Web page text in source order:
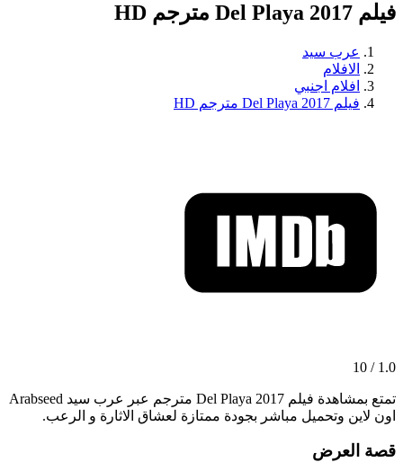
فيلم Del Playa 2017 مترجم HD
عرب سيد
الافلام
افلام اجنبي
فيلم Del Playa 2017 مترجم HD
1.0 / 10
تمتع بمشاهدة فيلم Del Playa 2017 مترجم عبر عرب سيد Arabseed
اون لاين وتحميل مباشر بجودة ممتازة لعشاق الاثارة و الرعب.
قصة العرض